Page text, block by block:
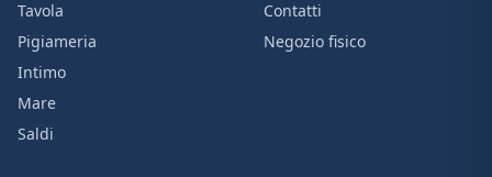
Tavola
Pigiameria
Intimo
Mare
Saldi
Contatti
Negozio fisico